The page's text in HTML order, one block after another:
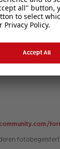
Haftung für
oder
eine Partei
das Recht der